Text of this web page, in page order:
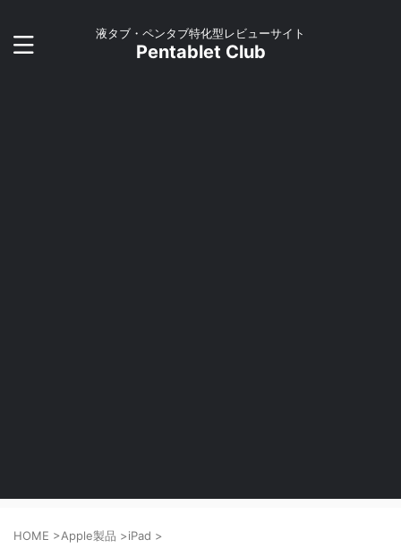
液タブ・ペンタブ特化型レビューサイト
Pentablet Club
HOME >Apple製品 >iPad >